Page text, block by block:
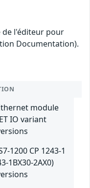
de l'éditeur pour
Documentation).
module
IO variant
1200 CP 1243-1
1BX30-2AX0)